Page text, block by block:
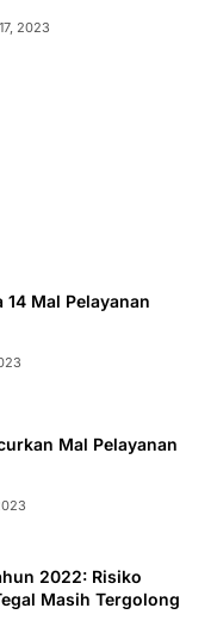
2023
14 Mal Pelayanan
Mal Pelayanan
2022: Risiko
Masih Tergolong